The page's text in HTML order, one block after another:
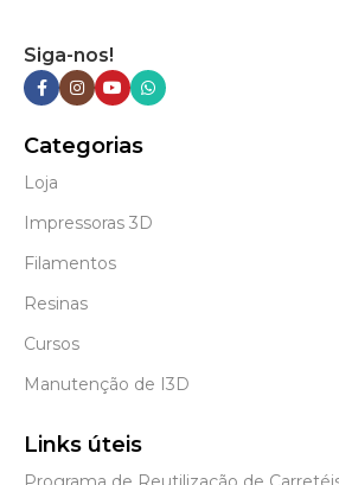
Siga-nos!
Categorias
Loja
Impressoras 3D
Filamentos
Resinas
Cursos
Manutenção de I3D
Links úteis